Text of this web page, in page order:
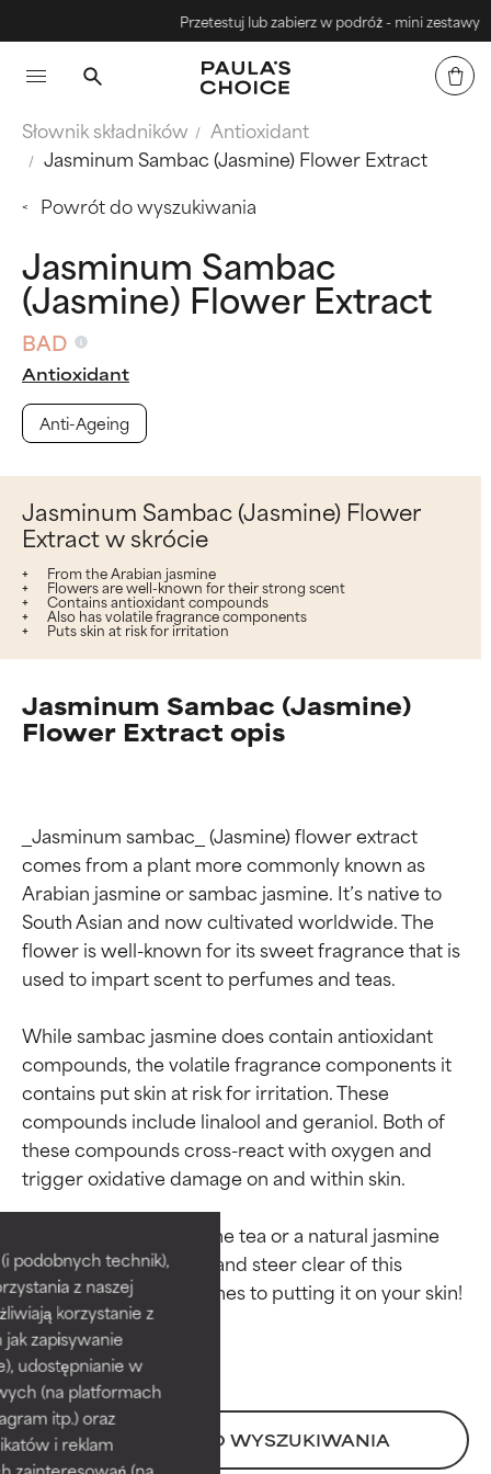
podobnych technik),
z naszej
korzystanie z
zapisywanie
udostępnianie w
(na platformach
itp.) oraz
i reklam
Przetestuj lub zabierz w podróż - mini zestawy
Słownik składników
Antioxidant
Jasminum Sambac (Jasmine) Flower Extract
Powrót do wyszukiwania
Jasminum Sambac
(Jasmine) Flower Extract
BAD
Antioxidant
Anti-Ageing
Jasminum Sambac (Jasmine) Flower
Extract w skrócie
From the Arabian jasmine
Flowers are well-known for their strong scent
Contains antioxidant compounds
Also has volatile fragrance components
Puts skin at risk for irritation
Jasminum Sambac (Jasmine)
Flower Extract opis
_Jasminum sambac_ (Jasmine) flower extract
comes from a plant more commonly known as
Arabian jasmine or sambac jasmine. It’s native to
South Asian and now cultivated worldwide. The
flower is well-known for its sweet fragrance that is
used to impart scent to perfumes and teas.
While sambac jasmine does contain antioxidant
compounds, the volatile fragrance components it
contains put skin at risk for irritation. These
compounds include linalool and geraniol. Both of
these compounds cross-react with oxygen and
trigger oxidative damage on and within skin.
It’s best to enjoy jasmine tea or a natural jasmine
flower candle instead and steer clear of this
POWRÓT DO WYSZUKIWANIA
Oceny składników
BEST
Udowodnione i potwierdzone
przez niezależne badania.
odpowiedni dla większości
typów skóry i problemów
skórnych.
GOOD
Oceny składników
BEST
Udowodnione i potwierdzone
przez niezależne badania.
odpowiedni dla większości
typów skóry i problemów
skórnych.
GOOD